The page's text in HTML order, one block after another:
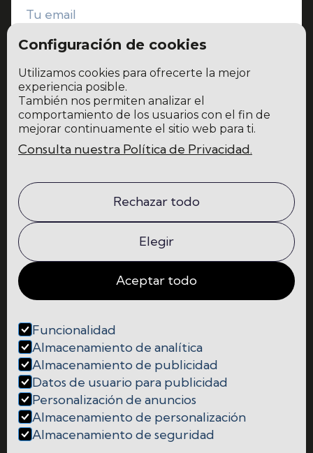
He leído y acepto lapolítica de privacidad y protección de datos
La escuela
Programas
Contacto
Política de Privacidad y Protección de Datos
Cookies
  
Configuración de cookies
Utilizamos cookies para ofrecerte la mejor
experiencia posible.
También nos permiten analizar el
comportamiento de los usuarios con el fin de
mejorar continuamente el sitio web para ti.
Consulta nuestra Política de Privacidad.
Rechazar todo
Elegir
Aceptar todo
Funcionalidad
Almacenamiento de analítica
Almacenamiento de publicidad
Datos de usuario para publicidad
Personalización de anuncios
Almacenamiento de personalización
Almacenamiento de seguridad